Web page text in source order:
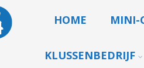
HOME MINI-
KLUSSENBEDRIJF